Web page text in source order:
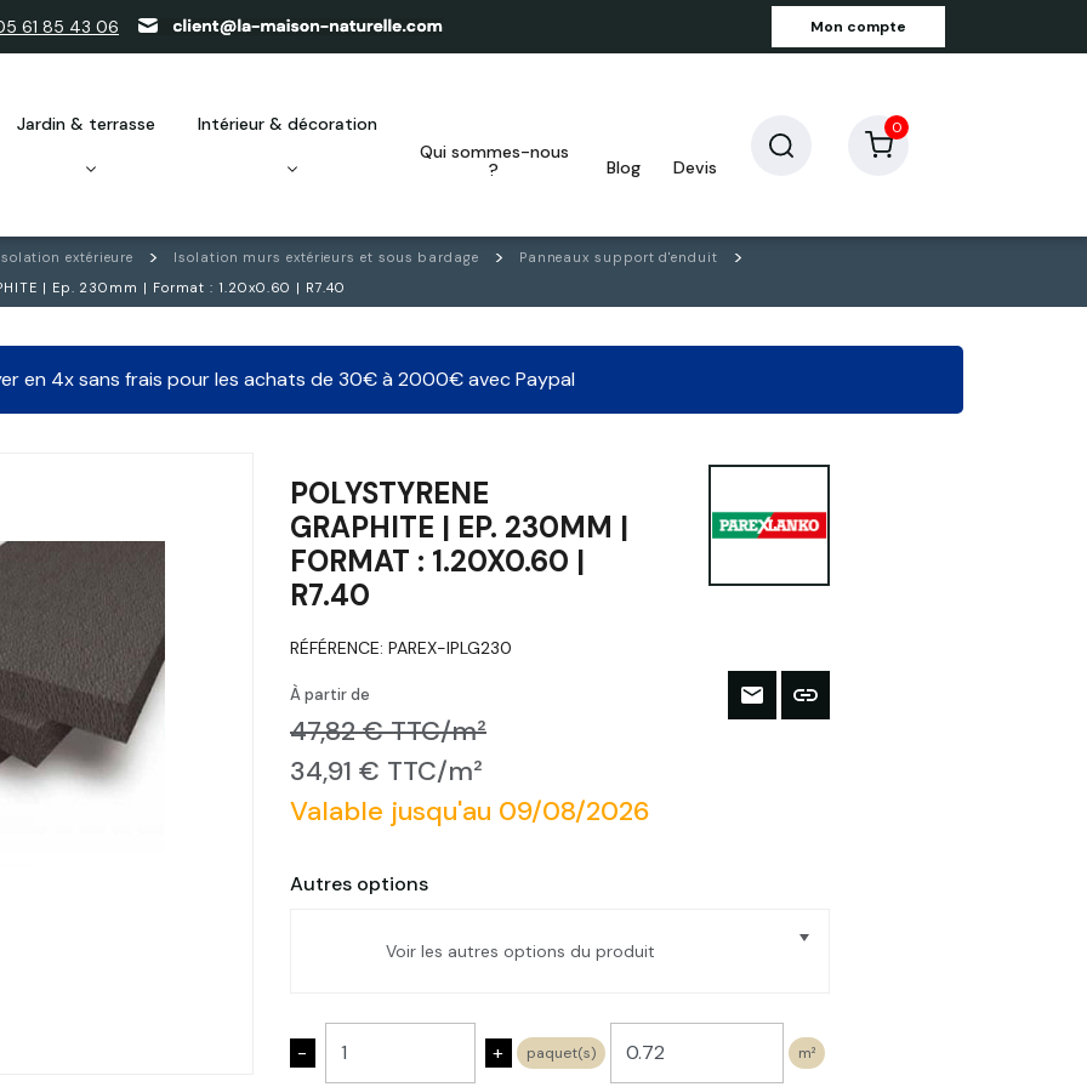
61 85 43 06 Mon compte
jardin & terrasse
intérieur & décoration
qui sommes-nous
?
blog devis
0
extérieure Isolation murs extérieurs et sous bardage
Panneaux support d'enduit
| Ep. 230mm | Format : 1.20x0.60 | R7.40
en 4x sans frais pour les achats de 30€ à 2000€ avec Paypal
POLYSTYRENE
GRAPHITE | EP. 230MM |
FORMAT : 1.20X0.60 |
R7.40
RÉFÉRENCE: PAREX-IPLG230
À partir de
47,82 € TTC/m²
34,91 € TTC/m²
Valable jusqu'au 09/08/2026
Autres options
Voir les autres options du produit
POLYSTYRENE GRAPHITE | Ep. 20mm | Format :
1.20x0.60 | R0,60
- + paquet(s) m²